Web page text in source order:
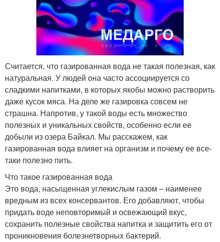
Считается, что газированная вода не такая полезная, как
натуральная. У людей она часто ассоциируется со
сладкими напитками, в которых якобы можно растворить
даже кусок мяса. На деле же газировка совсем не
страшна. Напротив, у такой воды есть множество
полезных и уникальных свойств, особенно если ее
добыли из озера Байкал. Мы расскажем, как
газированная вода влияет на организм и почему ее все-
таки полезно пить.
Что такое газированная вода
Это вода, насыщенная углекислым газом – наименее
вредным из всех консервантов. Его добавляют, чтобы
придать воде неповторимый и освежающий вкус,
сохранить полезные свойства напитка и защитить его от
проникновения болезнетворных бактерий.